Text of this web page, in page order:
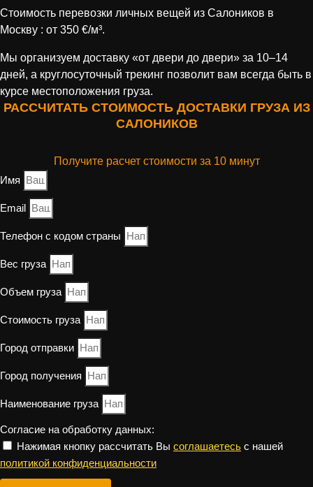
Стоимость перевозки личных вещей из Салоников в
Москву : от 350 €/м³.
Мы организуем доставку «от двери до двери» за 10–14
дней, а круглосуточный трекинг позволит вам всегда быть в
курсе местоположения груза.
РАССЧИТАТЬ СТОИМОСТЬ ДОСТАВКИ ГРУЗА ИЗ
САЛОНИКОВ
Получите расчет стоимости за 10 минут
Имя
Email
Телефон с кодом страны
Вес груза
Объем груза
Стоимость груза
Город отправки
Город получения
Наименование груза
Согласие на обработку данных:
Нажимая кнопку рассчитать Вы соглашаетесь с нашей
политикой конфиденциальности